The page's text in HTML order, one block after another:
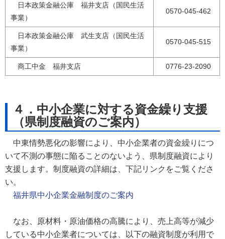
日本政策金融公庫 福井支店（国民生活
事業）
0570-045-462
日本政策金融公庫 武生支店（国民生活
事業）
0570-045-515
商工中金 福井支店 0776-23-2090
４．中小企業に対する資金繰り支援
（県制度融資のご案内）
中東情勢悪化の影響により、中小企業者の資金繰りにつ
いて不測の事態に陥ることのないよう、県制度融資により
支援します。制度融資の詳細は、下記リンクをご覧くださ
い。
福井県中小企業金融制度のご案内
なお、原材料・原油価格の高騰により、売上高等が減少
している中小企業者については、以下の融資制度が利用で